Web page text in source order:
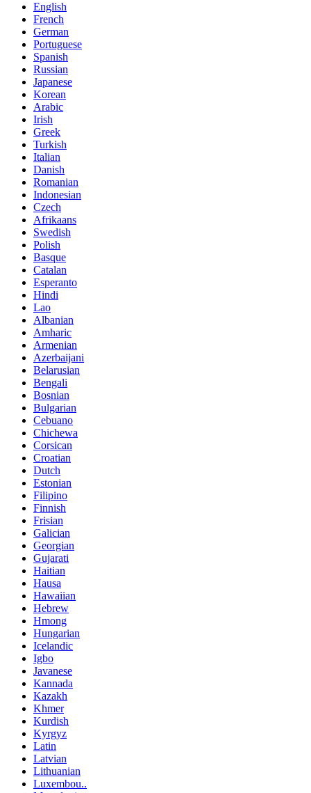
English
French
German
Portuguese
Spanish
Russian
Japanese
Korean
Arabic
Irish
Greek
Turkish
Italian
Danish
Romanian
Indonesian
Czech
Afrikaans
Swedish
Polish
Basque
Catalan
Esperanto
Hindi
Lao
Albanian
Amharic
Armenian
Azerbaijani
Belarusian
Bengali
Bosnian
Bulgarian
Cebuano
Chichewa
Corsican
Croatian
Dutch
Estonian
Filipino
Finnish
Frisian
Galician
Georgian
Gujarati
Haitian
Hausa
Hawaiian
Hebrew
Hmong
Hungarian
Icelandic
Igbo
Javanese
Kannada
Kazakh
Khmer
Kurdish
Kyrgyz
Latin
Latvian
Lithuanian
Luxembou..